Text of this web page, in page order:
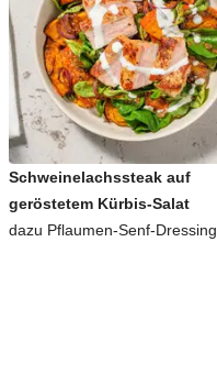
Schweinelachssteak auf
geröstetem Kürbis-Salat
dazu Pflaumen-Senf-Dressing